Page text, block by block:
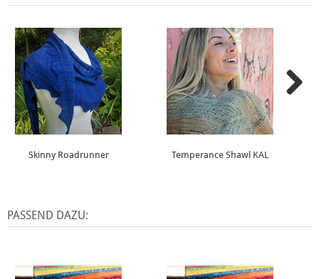
Skinny Roadrunner Temperance Shawl KAL
PASSEND DAZU: